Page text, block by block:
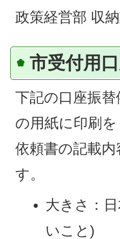
政策経営部 収
市受付用
下記の口座振
の用紙に印刷
依頼書の記載
す。
大きさ：
いこと)